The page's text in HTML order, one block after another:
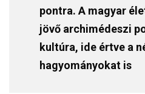
pontra. A magyar
jövő archimédeszi
kultúra, ide értve a
hagyományokat is